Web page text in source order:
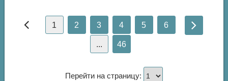
1 2 3 4 5 6
... 46
Перейти на страницу: